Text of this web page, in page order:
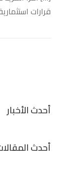
قرارات
أحدث الأخبار
أحدث